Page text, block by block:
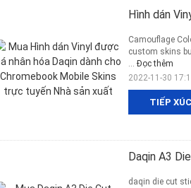
Hình dán
TIẾP XÚC
Camouflage
custom skins
... Đọc thêm
2022-11-30
Daqin A3
daqin die cut